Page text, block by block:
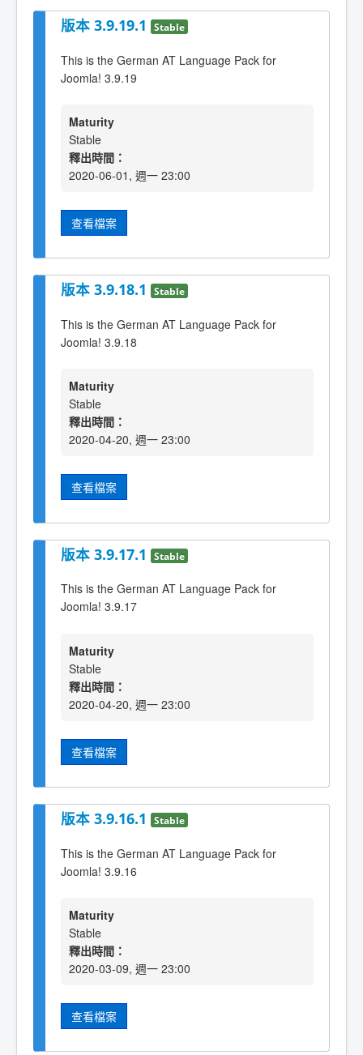
版本 3.9.19.1 Stable
This is the German AT Language Pack for
Joomla! 3.9.19
Maturity
Stable
釋出時間：
2020-06-01, 週一 23:00
查看檔案
版本 3.9.18.1 Stable
This is the German AT Language Pack for
Joomla! 3.9.18
Maturity
Stable
釋出時間：
2020-04-20, 週一 23:00
查看檔案
版本 3.9.17.1 Stable
This is the German AT Language Pack for
Joomla! 3.9.17
Maturity
Stable
釋出時間：
2020-04-20, 週一 23:00
查看檔案
版本 3.9.16.1 Stable
This is the German AT Language Pack for
Joomla! 3.9.16
Maturity
Stable
釋出時間：
2020-03-09, 週一 23:00
查看檔案